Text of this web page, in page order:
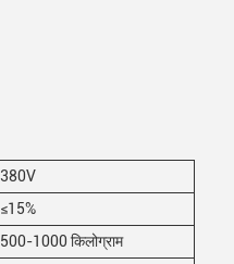
380V
≤15%
500-1000 किलोग्राम